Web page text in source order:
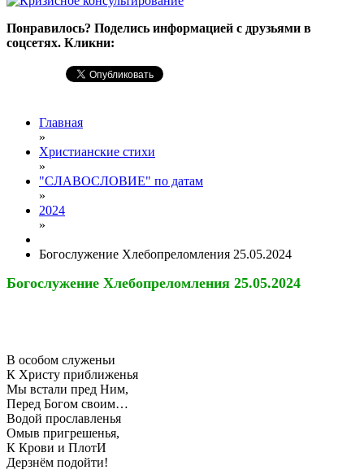
Понравилось? Поделись информацией с друзьями в
соцсетях. Кликни:
Главная
»
Христианские стихи
»
"СЛАВОСЛОВИЕ" по датам
»
2024
»
Богослужение Хлебопреломления 25.05.2024
Богослужение Хлебопреломления 25.05.2024
В особом служеньи
К Христу приближенья
Мы встали пред Ним,
Перед Богом своим…
Водой прославленья
Омыв пригрешенья,
К Крови и ПлотИ
Дерзнём подойти!